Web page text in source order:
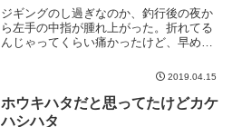
ジギングのし過ぎなのか、釣行後の夜か
ら左手の中指が腫れ上がった。折れてる
んじゃってくらい痛かったけど、早めに
しになっていた。週末までにリールを握
れるくらい治ってればいいけどな・・周
りには「疲労骨折？」と言...
2019.04.15
ホウキハタだと思ってたけどカケ
ハシハタ